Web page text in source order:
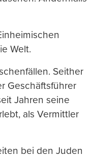
Welt.
Seither
Geschäftsführer
Jahren seine
als Vermittler
bei den Juden